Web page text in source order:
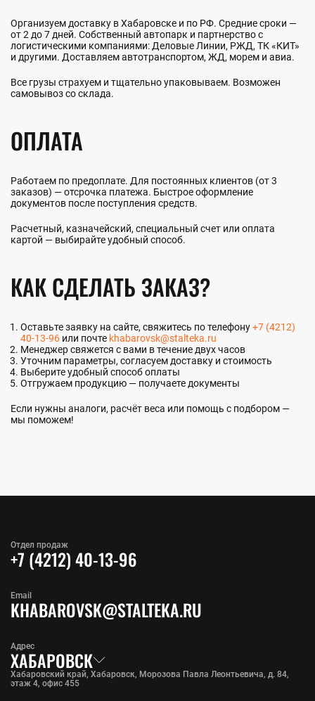
Организуем доставку в Хабаровске и по РФ. Средние сроки —
от 2 до 7 дней. Собственный автопарк и партнерство с
логистическими компаниями: Деловые Линии, РЖД, ТК «КИТ»
и другими. Доставляем автотранспортом, ЖД, морем и авиа.
Все грузы страхуем и тщательно упаковываем. Возможен
самовывоз со склада.
ОПЛАТА
Работаем по предоплате. Для постоянных клиентов (от 3
заказов) — отсрочка платежа. Быстрое оформление
документов после поступления средств.
Расчетный, казначейский, специальный счет или оплата
картой — выбирайте удобный способ.
КАК СДЕЛАТЬ ЗАКАЗ?
Оставьте заявку на сайте, свяжитесь по телефону+7 (4212)
40-13-96 или почте khabarovsk@stalteka.ru
Менеджер свяжется с вами в течение двух часов
Уточним параметры, согласуем доставку и стоимость
Выберите удобный способ оплаты
Отгружаем продукцию — получаете документы
Если нужны аналоги, расчёт веса или помощь с подбором —
мы поможем!
Отдел продаж
+7 (4212) 40-13-96
Адрес
ХАБАРОВСК
Хабаровский край, Хабаровск, Морозова Павла Леонтьевича, д. 84,
этаж 4, офис 455
Email
KHABAROVSK@STALTEKA.RU